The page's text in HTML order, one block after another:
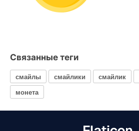
Связанные теги
смайлы смайлики смайлик
монета